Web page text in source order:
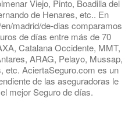
Viejo, Pinto, Boadilla del
de Henares, etc.. En
madrid/de-dias comparamos
de días entre más de 70
Catalana Occidente, MMT,
ARAG, Pelayo, Mussap,
etc. AciertaSeguro.com es un
de las aseguradoras le
mejor Seguro de días.